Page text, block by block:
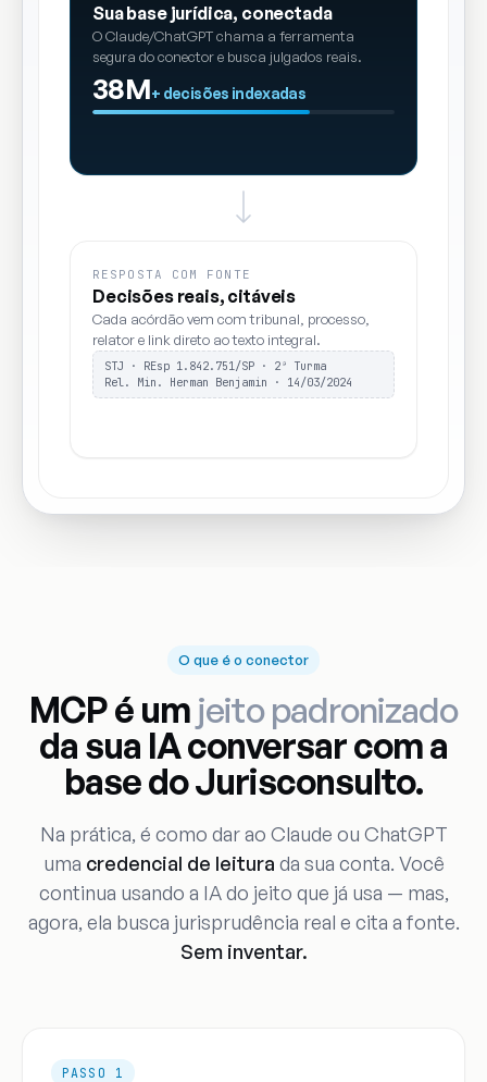
Sua base jurídica, conectada
O Claude/ChatGPT chama a ferramenta
segura do conector e busca julgados reais.
38M+ decisões indexadas
RESPOSTA COM FONTE
Decisões reais, citáveis
Cada acórdão vem com tribunal, processo,
relator e link direto ao texto integral.
STJ · REsp 1.842.751/SP · 2ª Turma
Rel. Min. Herman Benjamin · 14/03/2024
O que é o conector
MCP é um jeito padronizado
da sua IA conversar com a
base do Jurisconsulto.
Na prática, é como dar ao Claude ou ChatGPT
uma credencial de leitura da sua conta. Você
continua usando a IA do jeito que já usa — mas,
agora, ela busca jurisprudência real e cita a fonte.
Sem inventar.
PASSO 1